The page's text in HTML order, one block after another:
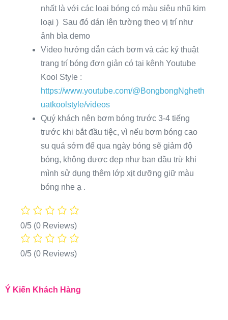
nhất là với các loại bóng có màu siêu nhũ kim
loại ) Sau đó dán lên tường theo vị trí như
ảnh bìa demo
Video hướng dẫn cách bơm và các kỷ thuật
trang trí bóng đơn giản có tại kênh Youtube
Kool Style :
https://www.youtube.com/@BongbongNgheth
uatkoolstyle/videos
Quý khách nên bơm bóng trước 3-4 tiếng
trước khi bắt đầu tiệc, vì nếu bơm bóng cao
su quá sớm để qua ngày bóng sẽ giảm độ
bóng, không được đẹp như ban đầu trừ khi
mình sử dụng thêm lớp xịt dưỡng giữ màu
bóng nhe ạ .
0/5 (0 Reviews)
0/5 (0 Reviews)
Ý Kiến Khách Hàng